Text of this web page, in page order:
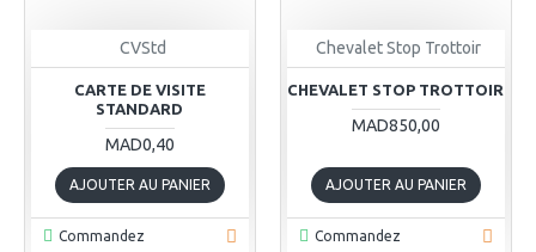
CVStd
CARTE DE VISITE
STANDARD
MAD0,40
AJOUTER AU PANIER
Commandez
Chevalet Stop Trottoir
CHEVALET STOP TROTTOIR
MAD850,00
AJOUTER AU PANIER
Commandez